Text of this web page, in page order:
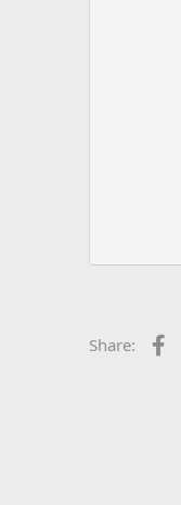
Share: